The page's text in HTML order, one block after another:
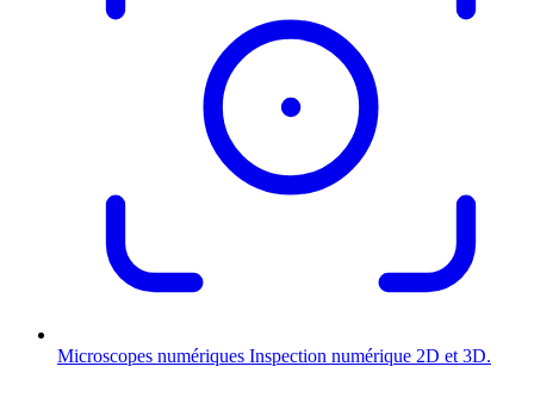
Microscopes numériques Inspection numérique 2D et 3D.